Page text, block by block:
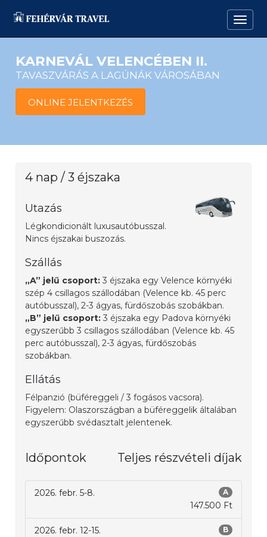
KARNEVÁL VELENCÉBEN II.
TAVASZVÁRÁS A LAGÚNÁK VÁROSÁBAN
ONLINE JELENTKEZÉS
4 nap / 3 éjszaka
Utazás
Légkondicionált luxusautóbusszal.
Nincs éjszakai buszozás.
Szállás
„A” jelű csoport: 3 éjszaka egy Velence környéki
szép 4 csillagos szállodában (Velence kb. 45 perc
autóbusszal), 2-3 ágyas, fürdőszobás szobákban.
„B” jelű csoport: 3 éjszaka egy Padova környéki
egyszerűbb 3 csillagos szállodában (Velence kb. 45
perc autóbusszal), 2-3 ágyas, fürdőszobás
szobákban.
Ellátás
Félpanzió (büféreggeli / 3 fogásos vacsora).
Figyelem: Olaszországban a büféreggelik általában
egyszerűbb svédasztalt jelentenek.
Időpontok Teljes részvételi díjak
2026. febr. 5-8. A
147.500 Ft
2026. febr. 12-15. B